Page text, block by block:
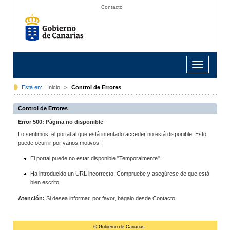
Contacto
Toggle
navigation
Está en: Inicio > Control de Errores
Control de Errores
Error 500: Página no disponible
Lo sentimos, el portal al que está intentado acceder no está disponible. Esto
puede ocurrir por varios motivos:
El portal puede no estar disponible "Temporalmente".
Ha introducido un URL incorrecto. Compruebe y asegúrese de que está
bien escrito.
Atención: Si desea informar, por favor, hágalo desde Contacto.
© Gobierno de Canarias